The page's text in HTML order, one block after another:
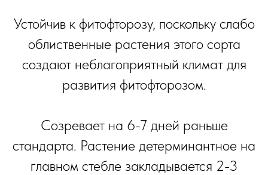
Устойчив к фитофторозу, поскольку слабо
облиственные растения этого сорта
создают неблагоприятный климат для
развития фитофторозом.
Созревает на 6-7 дней раньше
стандарта. Растение детерминантное на
главном стебле закладывается 2-3